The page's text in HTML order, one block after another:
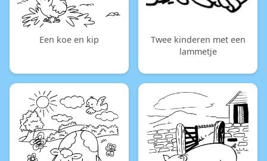
Een koe en kip
Twee kinderen met een
lammetje